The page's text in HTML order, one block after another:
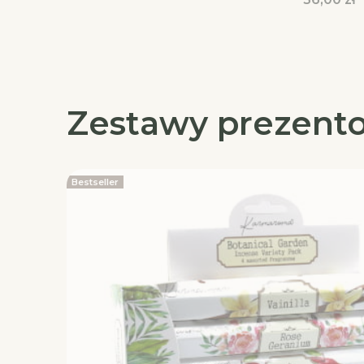
Zestawy
Bestseller